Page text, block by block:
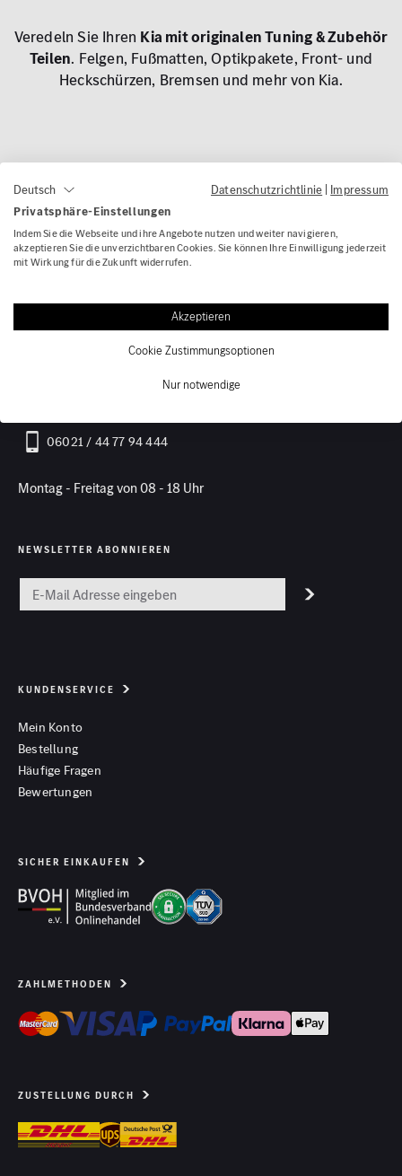
Veredeln Sie Ihren Kia mit originalen Tuning & Zubehör
Teilen. Felgen, Fußmatten, Optikpakete, Front- und
Heckschürzen, Bremsen und mehr von Kia.
Entdecken Sie unsere Kia Topseller
War diese Seite hilfreich?
PERSÖNLICHE BERATUNG
06021 / 44 77 94 444
Montag - Freitag von 08 - 18 Uhr
NEWSLETTER ABONNIEREN
KUNDENSERVICE
Mein Konto
Bestellung
Häufige Fragen
Bewertungen
SICHER EINKAUFEN
ZAHLMETHODEN
ZUSTELLUNG DURCH
Deutsch Datenschutzrichtlinie | Impressum
Privatsphäre-Einstellungen
Indem Sie die Webseite und ihre Angebote nutzen und weiter navigieren,
akzeptieren Sie die unverzichtbaren Cookies. Sie können Ihre Einwilligung jederzeit
mit Wirkung für die Zukunft widerrufen.
Akzeptieren
Cookie Zustimmungsoptionen
Nur notwendige